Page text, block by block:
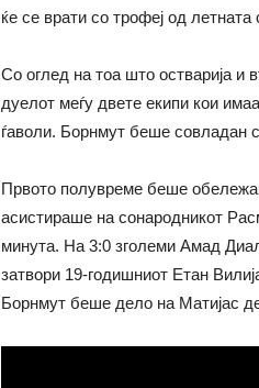
ќе се врати со трофеј од летната
Со оглед на тоа што остварија и
дуелот меѓу двете екипи кои
ѓаволи. Борнмут беше совладан
Првото полувреме беше
асистираше на сонародникот
минута. На 3:0 зголеми Амад
затвори 19-годишниот Етан
Борнмут беше дело на Матијас де